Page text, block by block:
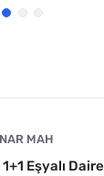
MAH
Eşyalı Daire